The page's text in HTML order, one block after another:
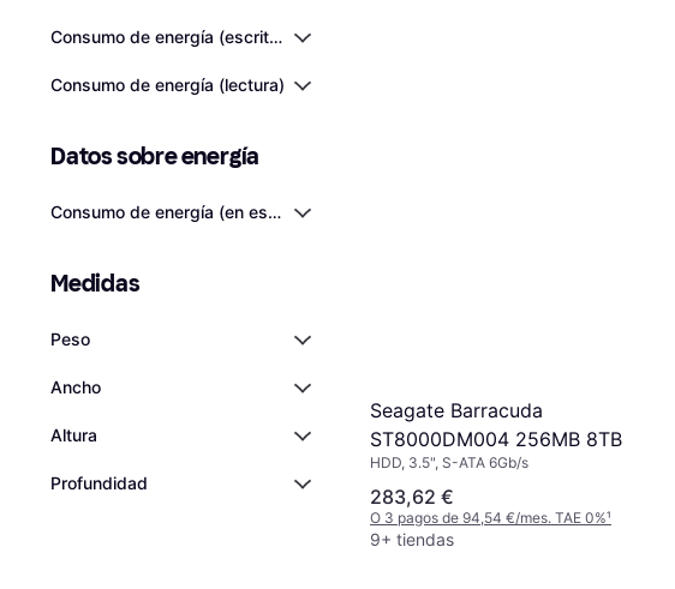
Consumo de energía (escritura)
Consumo de energía (lectura)
Datos sobre energía
Consumo de energía (en espera)
Medidas
Peso
Ancho
Altura
Profundidad
Seagate Barracuda
ST8000DM004 256MB 8TB
HDD, 3.5", S-ATA 6Gb/s
283,62 €
O 3 pagos de 94,54 €/mes. TAE 0%¹
9+ tiendas